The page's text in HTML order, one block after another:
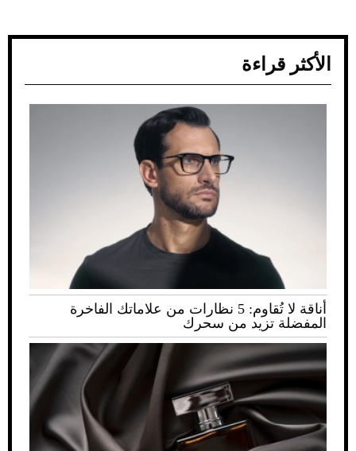
الأكثر قراءة
أناقة لا تُقاوم: 5 نظارات من علاماتك الفاخرة
المفضلة تزيد من سحرك